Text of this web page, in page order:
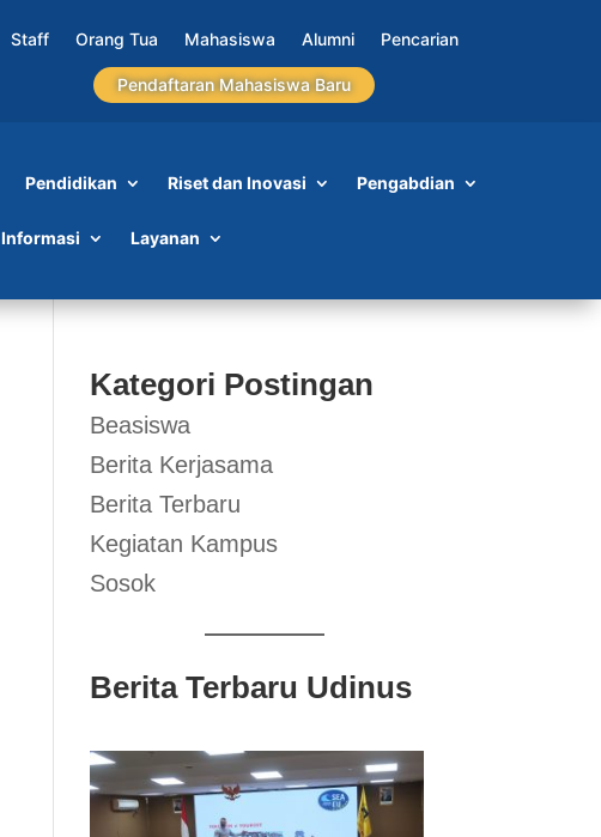
Staff Orang Tua Mahasiswa Alumni Pencarian
Pendaftaran Mahasiswa Baru
Pendidikan Riset dan Inovasi Pengabdian
Informasi Layanan
Kategori Postingan
Beasiswa
Berita Kerjasama
Berita Terbaru
Kegiatan Kampus
Sosok
Berita Terbaru Udinus